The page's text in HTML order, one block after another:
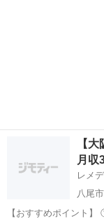
【
月収
レメ
八尾市
【おすすめポイント】